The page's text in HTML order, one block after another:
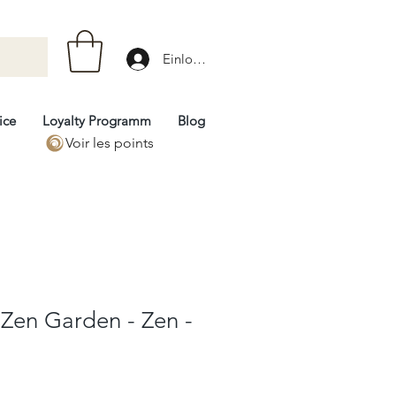
Einloggen
Loyalty Programm
Blog
Voir les points
Garden - Zen -